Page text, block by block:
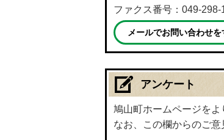
ファクス番号：049-298-
メールでお問い合わせを
アンケート
鳩山町ホームページを
なお、この欄からのご意